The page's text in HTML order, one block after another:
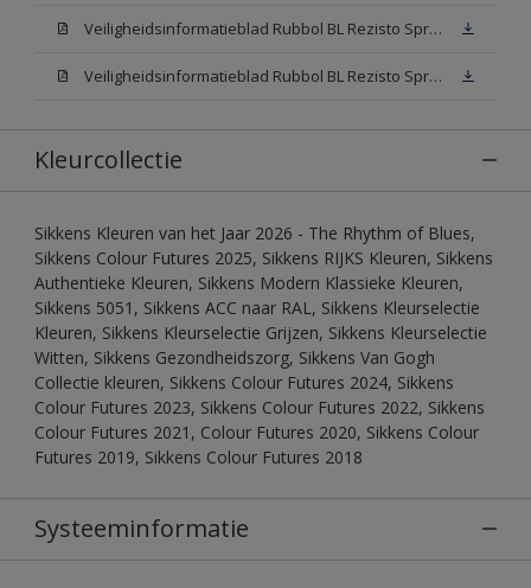
Veiligheidsinformatieblad Rubbol BL Rezisto Spray W05 (MSDS)
Veiligheidsinformatieblad Rubbol BL Rezisto Spray N00 (MSDS)
Kleurcollectie
Sikkens Kleuren van het Jaar 2026 - The Rhythm of Blues,
Sikkens Colour Futures 2025, Sikkens RIJKS Kleuren, Sikkens
Authentieke Kleuren, Sikkens Modern Klassieke Kleuren,
Sikkens 5051, Sikkens ACC naar RAL, Sikkens Kleurselectie
Kleuren, Sikkens Kleurselectie Grijzen, Sikkens Kleurselectie
Witten, Sikkens Gezondheidszorg, Sikkens Van Gogh
Collectie kleuren, Sikkens Colour Futures 2024, Sikkens
Colour Futures 2023, Sikkens Colour Futures 2022, Sikkens
Colour Futures 2021, Colour Futures 2020, Sikkens Colour
Futures 2019, Sikkens Colour Futures 2018
Systeeminformatie